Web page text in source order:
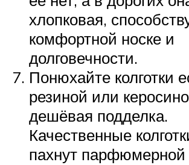
хлопковая,
комфортной носке и
долговечности.
Понюхайте колготки
резиной или
дешёвая подделка.
Качественные
пахнут парфюмерной